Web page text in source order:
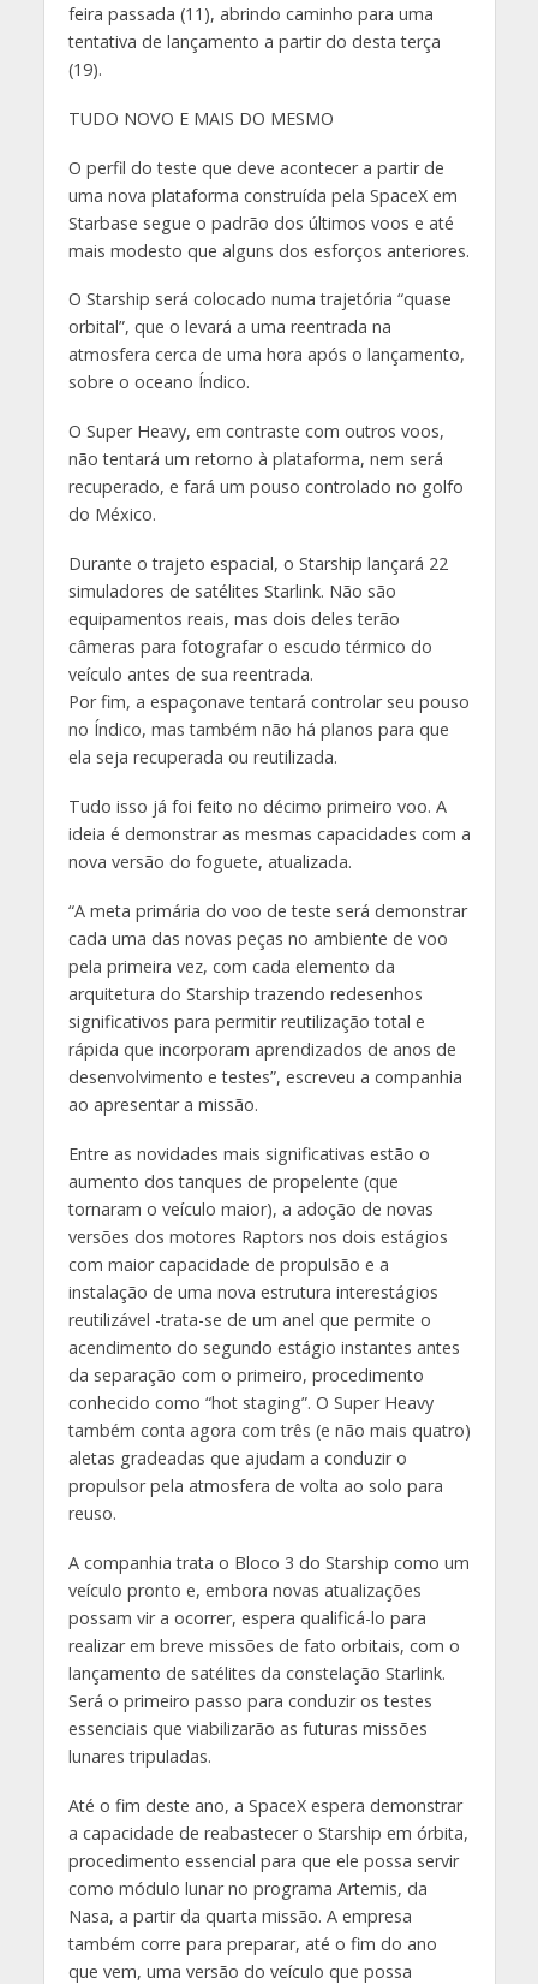
feira passada (11), abrindo caminho para uma
tentativa de lançamento a partir do desta terça
(19).
TUDO NOVO E MAIS DO MESMO
O perfil do teste que deve acontecer a partir de
uma nova plataforma construída pela SpaceX em
Starbase segue o padrão dos últimos voos e até
mais modesto que alguns dos esforços anteriores.
O Starship será colocado numa trajetória “quase
orbital”, que o levará a uma reentrada na
atmosfera cerca de uma hora após o lançamento,
sobre o oceano Índico.
O Super Heavy, em contraste com outros voos,
não tentará um retorno à plataforma, nem será
recuperado, e fará um pouso controlado no golfo
do México.
Durante o trajeto espacial, o Starship lançará 22
simuladores de satélites Starlink. Não são
equipamentos reais, mas dois deles terão
câmeras para fotografar o escudo térmico do
veículo antes de sua reentrada.
Por fim, a espaçonave tentará controlar seu pouso
no Índico, mas também não há planos para que
ela seja recuperada ou reutilizada.
Tudo isso já foi feito no décimo primeiro voo. A
ideia é demonstrar as mesmas capacidades com a
nova versão do foguete, atualizada.
“A meta primária do voo de teste será demonstrar
cada uma das novas peças no ambiente de voo
pela primeira vez, com cada elemento da
arquitetura do Starship trazendo redesenhos
significativos para permitir reutilização total e
rápida que incorporam aprendizados de anos de
desenvolvimento e testes”, escreveu a companhia
ao apresentar a missão.
Entre as novidades mais significativas estão o
aumento dos tanques de propelente (que
tornaram o veículo maior), a adoção de novas
versões dos motores Raptors nos dois estágios
com maior capacidade de propulsão e a
instalação de uma nova estrutura interestágios
reutilizável -trata-se de um anel que permite o
acendimento do segundo estágio instantes antes
da separação com o primeiro, procedimento
conhecido como “hot staging”. O Super Heavy
também conta agora com três (e não mais quatro)
aletas gradeadas que ajudam a conduzir o
propulsor pela atmosfera de volta ao solo para
reuso.
A companhia trata o Bloco 3 do Starship como um
veículo pronto e, embora novas atualizações
possam vir a ocorrer, espera qualificá-lo para
realizar em breve missões de fato orbitais, com o
lançamento de satélites da constelação Starlink.
Será o primeiro passo para conduzir os testes
essenciais que viabilizarão as futuras missões
lunares tripuladas.
Até o fim deste ano, a SpaceX espera demonstrar
a capacidade de reabastecer o Starship em órbita,
procedimento essencial para que ele possa servir
como módulo lunar no programa Artemis, da
Nasa, a partir da quarta missão. A empresa
também corre para preparar, até o fim do ano
que vem, uma versão do veículo que possa